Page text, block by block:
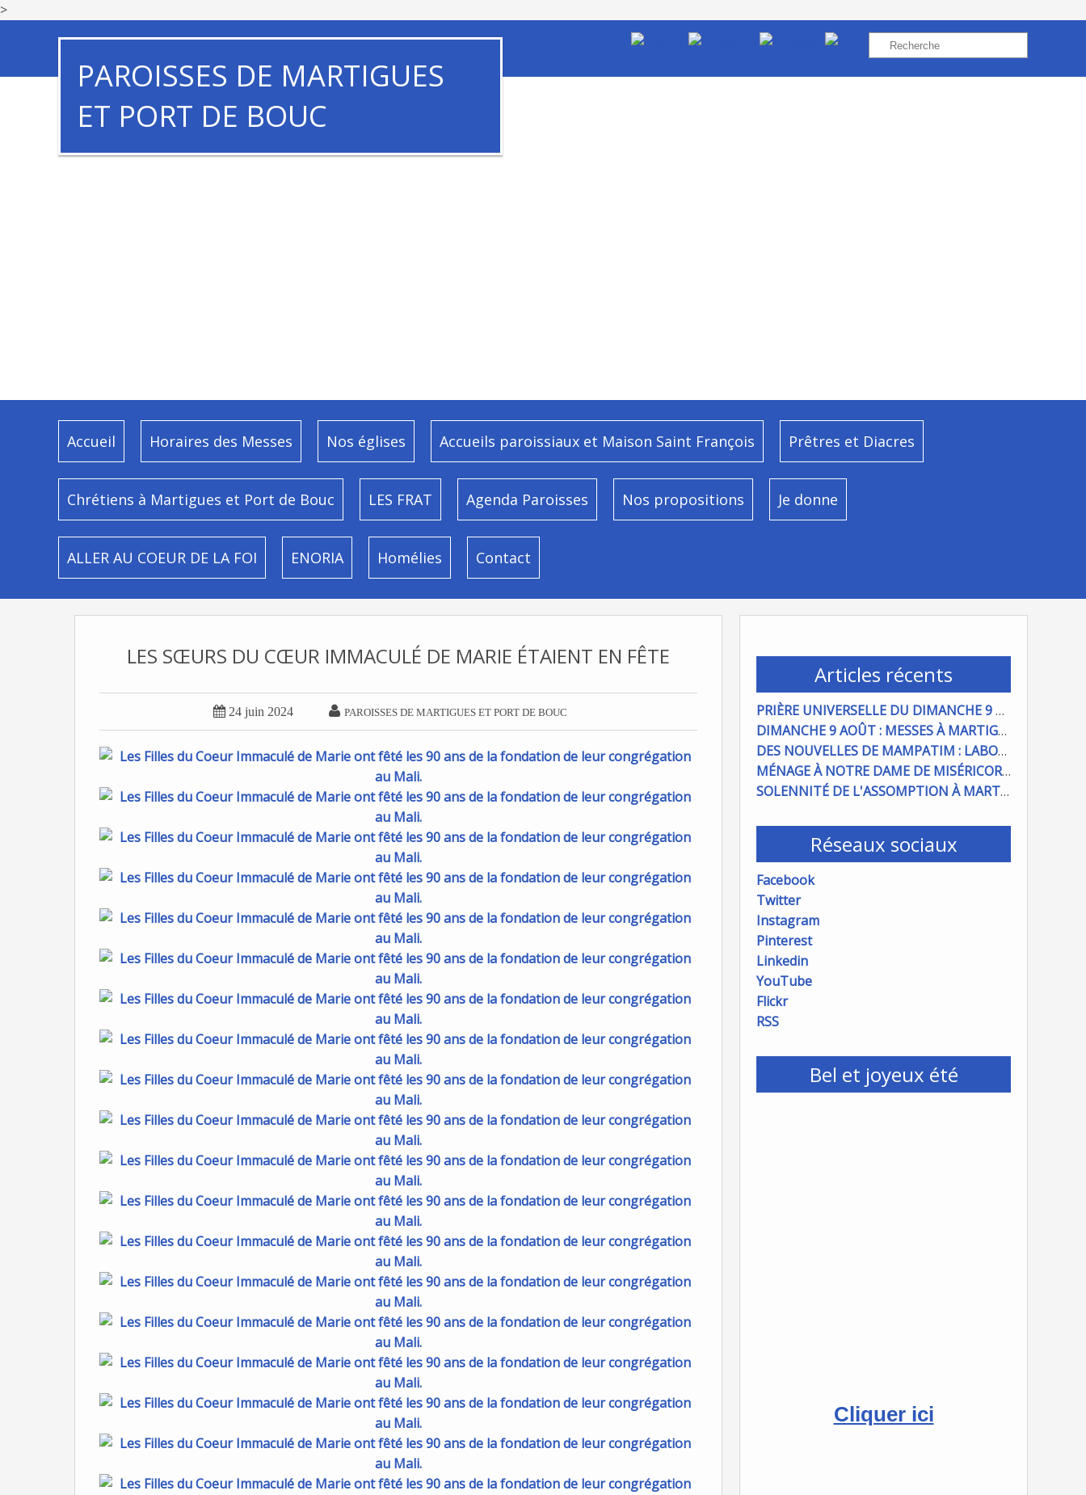
>
PAROISSES DE MARTIGUES
ET PORT DE BOUC
Accueil Horaires des Messes Nos églises Accueils paroissiaux et Maison Saint François Prêtres et Diacres
Chrétiens à Martigues et Port de Bouc LES FRAT Agenda Paroisses Nos propositions Je donne
ALLER AU COEUR DE LA FOI ENORIA Homélies Contact
Articles récents
PRIÈRE UNIVERSELLE DU DIMANCHE 9 AOÜT
DIMANCHE 9 AOÛT : MESSES À MARTIGUES ET PORT DE BOUC
DES NOUVELLES DE MAMPATIM : LABOUR DU CHAMP PAROISSIAL
MÉNAGE À NOTRE DAME DE MISÉRICORDE : ON COMPTE SUR VOUS !
SOLENNITÉ DE L'ASSOMPTION À MARTIGUES ET PORT DE BOUC
Réseaux sociaux
Facebook
Twitter
Instagram
Pinterest
Linkedin
YouTube
Flickr
RSS
Bel et joyeux été
Cliquer ici
LES SŒURS DU CŒUR IMMACULÉ DE MARIE ÉTAIENT EN FÊTE
 24 juin 2024  PAROISSES DE MARTIGUES ET PORT DE BOUC